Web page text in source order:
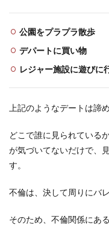
公園をプラプラ散歩
デパートに買い物
レジャー施設に遊びに
上記のようなデートは諦
どこで誰に見られている
が気づいてないだけで、
す。
不倫は、決して周りにバ
そのため、不倫関係にあ